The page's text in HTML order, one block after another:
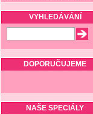
VYHLEDÁVÁNÍ
DOPORUČUJEME
NAŠE SPECIÁLY